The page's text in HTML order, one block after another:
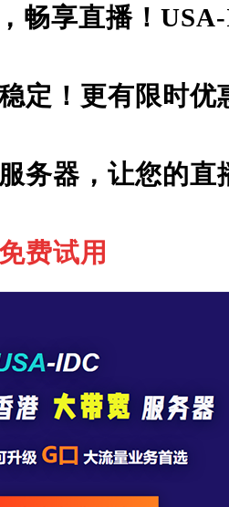
畅享直播！
定！更有限时
务器，让您的直
费试用